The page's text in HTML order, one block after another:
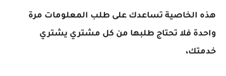
هذه الخاصية تساعدك على طلب المعلومات مرة
واحدة فلا تحتاج طلبها من كل مشتري يشتري
خدمتك،